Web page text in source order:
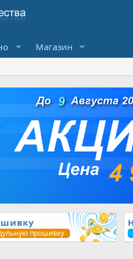
Магазин
прошивку